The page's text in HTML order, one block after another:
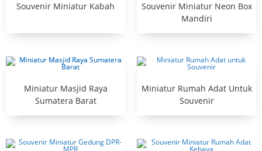
Souvenir Miniatur Kabah
Souvenir Miniatur Neon Box
Mandiri
Miniatur Masjid Raya
Sumatera Barat
Miniatur Rumah Adat Untuk
Souvenir